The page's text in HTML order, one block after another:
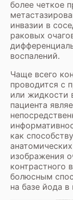
более четкое
инвазии в
раковых
воспалений.
Чаще всего
проводится с
или жидкости
пациента
как
изображения
контрастного
болюсным
на базе йода в